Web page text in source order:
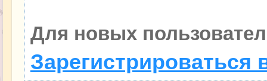
Для новых
Зарегистрироваться